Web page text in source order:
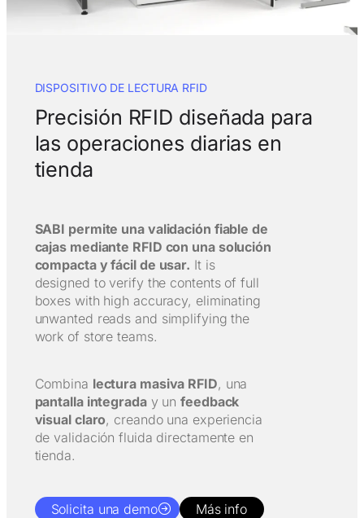
DISPOSITIVO DE LECTURA RFID
Precisión RFID diseñada para
las operaciones diarias en
tienda
SABI permite una validación fiable de
cajas mediante RFID con una solución
compacta y fácil de usar. It is
designed to verify the contents of full
boxes with high accuracy, eliminating
unwanted reads and simplifying the
work of store teams.
Combina lectura masiva RFID, una
pantalla integraday unfeedback
visual claro, creando una experiencia
de validación fluida directamente en
tienda.
Solicita una demo Más info